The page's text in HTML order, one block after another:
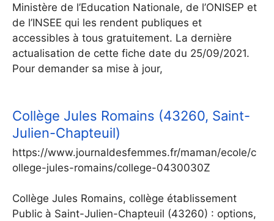
Ministère de l’Education Nationale, de l’ONISEP et
de l’INSEE qui les rendent publiques et
accessibles à tous gratuitement. La dernière
actualisation de cette fiche date du 25/09/2021.
Pour demander sa mise à jour,
Collège Jules Romains (43260, Saint-
Julien-Chapteuil)
https://www.journaldesfemmes.fr/maman/ecole/c
ollege-jules-romains/college-0430030Z
Collège Jules Romains, collège établissement
Public à Saint-Julien-Chapteuil (43260) : options,